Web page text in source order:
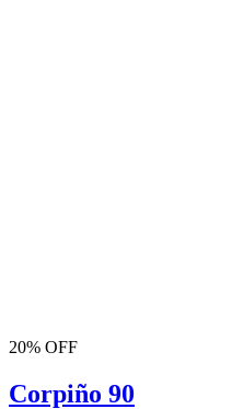
20% OFF
Corpiño 90